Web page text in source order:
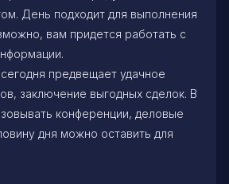
День подходит для выполнения
вам придется работать с
предвещает удачное
заключение выгодных сделок. В
конференции, деловые
дня можно оставить для